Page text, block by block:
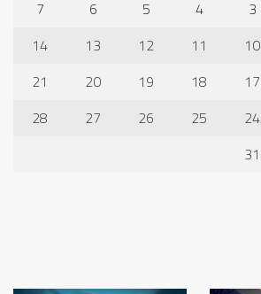
3
4
5
6
7
10
11
12
13
14
17
18
19
20
21
24
25
26
27
28
31